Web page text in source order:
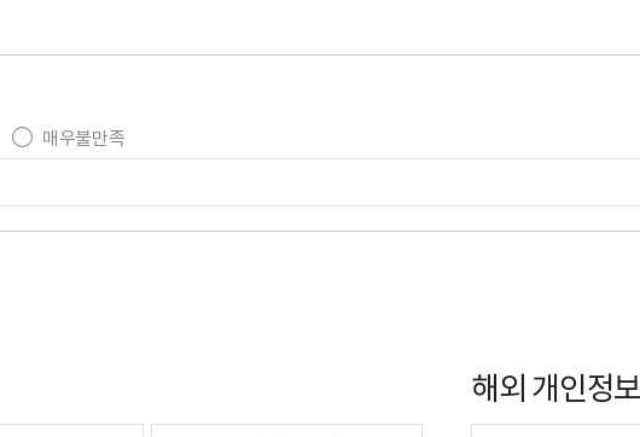
매우불만족
해외 개인정